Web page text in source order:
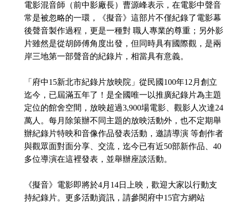
電影混音師（前中影廠長）曹源峰表示，在電影中聲音
常是被忽略的一環，《擬音》這部片不僅紀錄了電影幕
後聲音製作過程，更是一種對 職人專業的尊重；另外影
片雖然是從胡師傅角度出發，但同時具有國際觀，是兩
岸三地第一部聲音的紀錄片，相當具有意義。
「府中15新北市紀錄片放映院」從民國100年12月創立
迄今，已屆滿五年了！是全國唯一以推廣紀錄片為主題
定位的館舍空間，放映超過3,900場電影、觀影人次達24
萬人。每月除策辦不同主題的放映活動外，也不定期舉
辦紀錄片特映和音像作品發表活動，邀請導演 等創作者
與觀眾面對面分享、交流，迄今已有近50部新作品、40
多位導演在這裡發表，並舉辦座談活動。
《擬音》電影即將於4月14日上映，歡迎大家以行動支
持紀錄片。更多活動資訊，請參閱府中15官方網站